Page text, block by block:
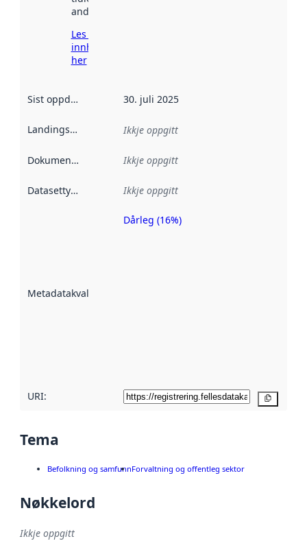
andre stader.
Les meir om
innhenting
her
Sist oppdatert 30. juli 2025
Landingsside Ikkje oppgitt
Dokumentasjon Ikkje oppgitt
Datasettype Ikkje oppgitt
Metadatakvalitet
Metadatakvalitet
Dårleg (16%)
URI:
Tema
Befolkning og samfunnForvaltning og offentleg sektor
Nøkkelord
Ikkje oppgitt